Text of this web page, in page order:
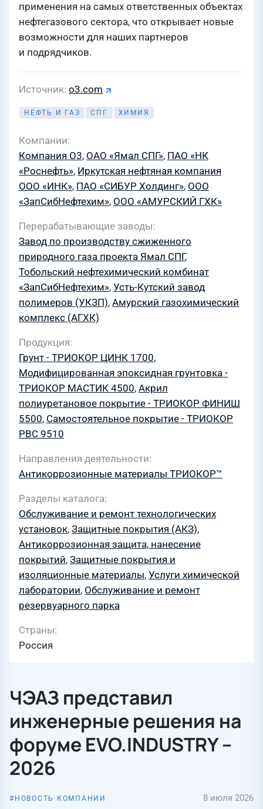
применения на самых ответственных объектах
нефтегазового сектора, что открывает новые
возможности для наших партнеров
и подрядчиков.
Источник o3.com
НЕФТЬ И ГАЗ СПГ ХИМИЯ
Компании
Компания О3, ОАО «Ямал СПГ», ПАО «НК
«Роснефть», Иркутская нефтяная компания
ООО «ИНК», ПАО «СИБУР Холдинг», ООО
«ЗапСибНефтехим», ООО «АМУРСКИЙ ГХК»
Перерабатывающие заводы
Завод по производству сжиженного
природного газа проекта Ямал СПГ,
Тобольский нефтехимический комбинат
«ЗапСибНефтехим», Усть-Кутский завод
полимеров (УКЗП), Амурский газохимический
комплекс (АГХК)
Продукция
Грунт - ТРИОКОР ЦИНК 1700,
Модифицированная эпоксидная грунтовка -
ТРИОКОР МАСТИК 4500, Акрил
полиуретановое покрытие - ТРИОКОР ФИНИШ
5500, Самостоятельное покрытие - ТРИОКОР
PBC 9510
Направления деятельности
Антикоррозионные материалы ТРИОКОР™
Разделы каталога
Обслуживание и ремонт технологических
установок, Защитные покрытия (АКЗ),
Антикоррозионная защита, нанесение
покрытий, Защитные покрытия и
изоляционные материалы, Услуги химической
лаборатории, Обслуживание и ремонт
резервуарного парка
Страны
Россия
ЧЭАЗ представил
инженерные решения на
форуме EVO.INDUSTRY –
2026
НОВОСТЬ КОМПАНИИ 8 июля 2026